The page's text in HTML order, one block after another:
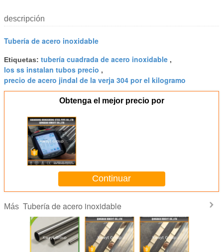
descripción
Tubería de acero inoxidable
Etiquetas: tubería cuadrada de acero inoxidable ,
los ss instalan tubos precio ,
precio de acero jindal de la verja 304 por el kilogramo
Obtenga el mejor precio por
Continuar
Más Tubería de acero inoxidable